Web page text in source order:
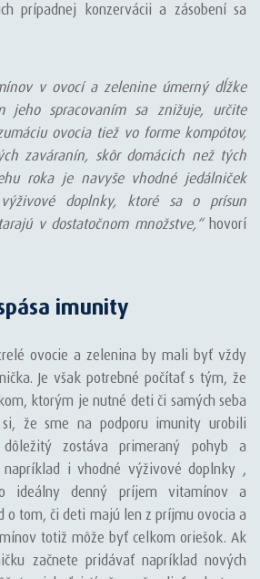
prípadnej konzervácii a zásobení sa
v ovocí a zelenine úmerný dĺžke
jeho spracovaním sa znižuje, určite
ovocia tiež vo forme kompótov,
zaváranín, skôr domácich než tých
roka je navyše vhodné jedálniček
doplnky, ktoré sa o prísun
v dostatočnom množstve,“hovorí
imunity
ovocie a zelenina by mali byť vždy
Je však potrebné počítať s tým, že
ktorým je nutné deti či samých seba
že sme na podporu imunity urobili
zostáva primeraný pohyb a
i vhodné výživové doplnky ,
ideálny denný príjem vitamínov a
o tom, či deti majú len z príjmu ovocia a
totiž môže byť celkom oriešok. Ak
začnete pridávať napríklad nových